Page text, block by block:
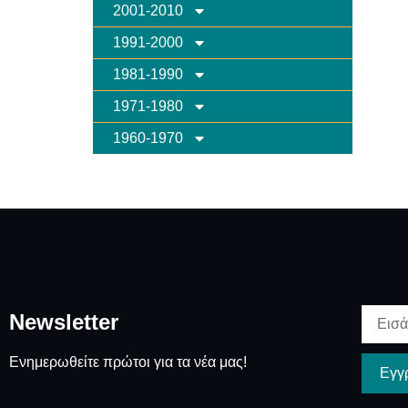
2001-2010
1991-2000
1981-1990
1971-1980
1960-1970
Newsletter
Ενημερωθείτε πρώτοι για τα νέα μας!